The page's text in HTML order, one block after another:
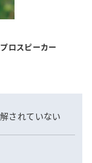
ロスピーカー
されていない